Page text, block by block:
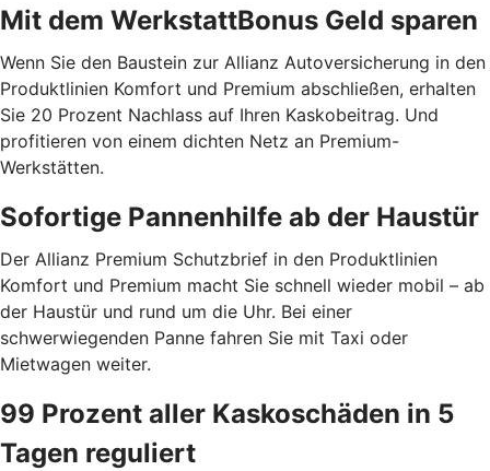
Mit dem WerkstattBonus Geld sparen
Wenn Sie den Baustein zur Allianz Autoversicherung in den
Produktlinien Komfort und Premium abschließen, erhalten
Sie 20 Prozent Nachlass auf Ihren Kaskobeitrag. Und
profitieren von einem dichten Netz an Premium-
Werkstätten.
Sofortige Pannenhilfe ab der Haustür
Der Allianz Premium Schutzbrief in den Produktlinien
Komfort und Premium macht Sie schnell wieder mobil – ab
der Haustür und rund um die Uhr. Bei einer
schwerwiegenden Panne fahren Sie mit Taxi oder
Mietwagen weiter.
99 Prozent aller Kaskoschäden in 5
Tagen reguliert